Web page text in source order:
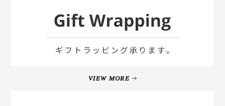
VIEW MORE